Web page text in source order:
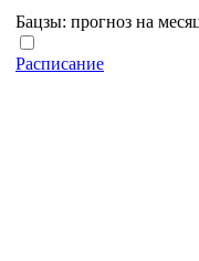
Бацзы: прогноз на
Расписание